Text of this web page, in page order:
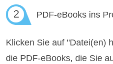
2 PDF-eBooks ins
Klicken Sie auf "Datei(en)
die PDF-eBooks, die Sie